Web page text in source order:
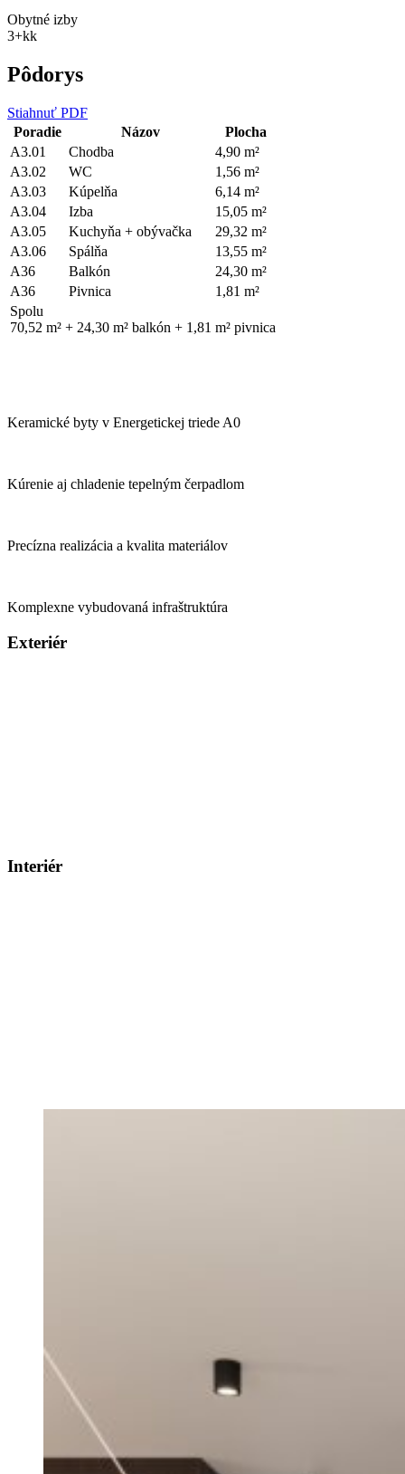
Obytné izby
3+kk
Pôdorys
Stiahnuť PDF
Poradie
Názov
Plocha
A3.01
Chodba
4,90 m²
A3.02
WC
1,56 m²
A3.03
Kúpelňa
6,14 m²
A3.04
Izba
15,05 m²
A3.05
Kuchyňa + obývačka
29,32 m²
A3.06
Spálňa
13,55 m²
A36
Balkón
24,30 m²
A36
Pivnica
1,81 m²
Spolu
70,52 m² + 24,30 m² balkón + 1,81 m² pivnica
Keramické byty v Energetickej triede A0
Kúrenie aj chladenie tepelným čerpadlom
Precízna realizácia a kvalita materiálov
Komplexne vybudovaná infraštruktúra
Exteriér
Interiér